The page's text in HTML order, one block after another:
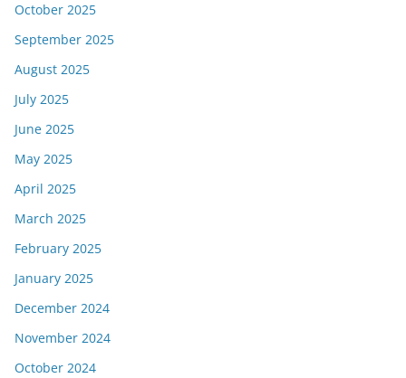
October 2025
September 2025
August 2025
July 2025
June 2025
May 2025
April 2025
March 2025
February 2025
January 2025
December 2024
November 2024
October 2024